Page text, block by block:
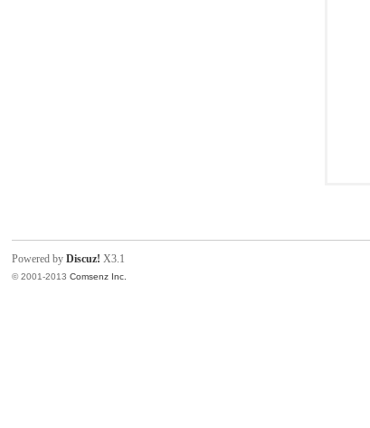
Powered byDiscuz! X3.1
© 2001-2013Comsenz Inc.